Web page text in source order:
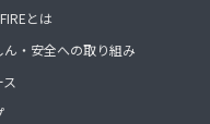
とは
ん・安全への取り組み